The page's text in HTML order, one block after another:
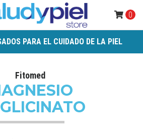
PARA EL CUIDADO DE LA PIEL
0
Fitomed